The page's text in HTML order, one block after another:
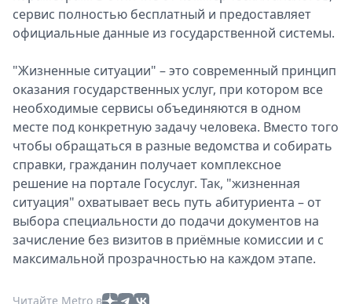
сервис полностью бесплатный и предоставляет
официальные данные из государственной системы.
"Жизненные ситуации" – это современный принцип
оказания государственных услуг, при котором все
необходимые сервисы объединяются в одном
месте под конкретную задачу человека. Вместо того
чтобы обращаться в разные ведомства и собирать
справки, гражданин получает комплексное
решение на портале Госуслуг. Так, "жизненная
ситуация" охватывает весь путь абитуриента – от
выбора специальности до подачи документов на
зачисление без визитов в приёмные комиссии и с
максимальной прозрачностью на каждом этапе.
Читайте Metro в